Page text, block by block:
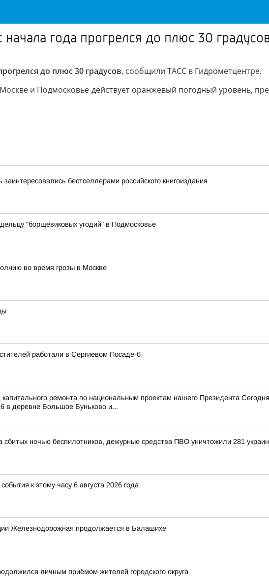
начала года прогрелся до плюс 30
до плюс 30 градусов, сообщили ТАСС в Гидрометцентре.
и Подмосковье действует оранжевый погодный уровень,
бестселлерами российского книгоиздания
"борщевиковых угодий" в Подмосковье
во время грозы в Москве
работали в Сергиевом Посаде-6
ремонта по национальным проектам нашего Президента
в деревне Большое Буньково и...
сбитых ночью беспилотников, дежурные средства ПВО уничтожили 281
к этому часу 6 августа 2026 года
Железнодорожная продолжается в Балашихе
личным приёмом жителей городского округа